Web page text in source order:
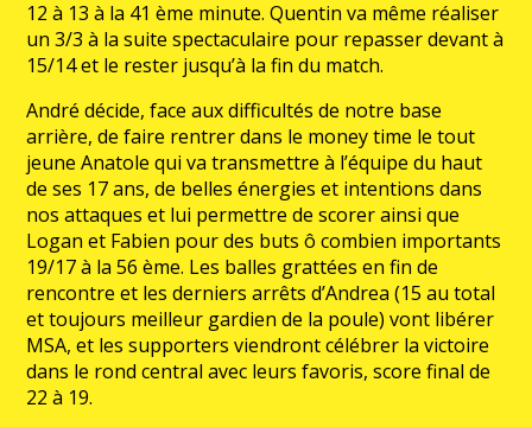
12 à 13 à la 41 ème minute. Quentin va même réaliser
un 3/3 à la suite spectaculaire pour repasser devant à
15/14 et le rester jusqu’à la fin du match.
André décide, face aux difficultés de notre base
arrière, de faire rentrer dans le money time le tout
jeune Anatole qui va transmettre à l’équipe du haut
de ses 17 ans, de belles énergies et intentions dans
nos attaques et lui permettre de scorer ainsi que
Logan et Fabien pour des buts ô combien importants
19/17 à la 56 ème. Les balles grattées en fin de
rencontre et les derniers arrêts d’Andrea (15 au total
et toujours meilleur gardien de la poule) vont libérer
MSA, et les supporters viendront célébrer la victoire
dans le rond central avec leurs favoris, score final de
22 à 19.